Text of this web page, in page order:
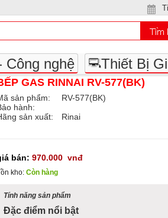
Công nghệ Thiết Bị
GAS RINNAI RV-577(BK)
sản phẩm:
RV-577(BK)
hành:
sản xuất:
Rinai
bán: 970.000 vnđ
kho: Còn hàng
Tính năng sản phẩm
Đặc điểm nổi bật